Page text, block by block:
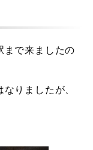
まで来ましたの
りましたが、